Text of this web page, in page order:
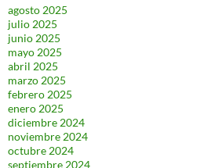
agosto 2025
julio 2025
junio 2025
mayo 2025
abril 2025
marzo 2025
febrero 2025
enero 2025
diciembre 2024
noviembre 2024
octubre 2024
septiembre 2024